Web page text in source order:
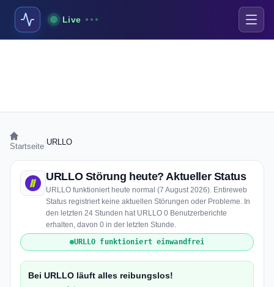
Live
Startseite URLLO
URLLO Störung heute? Aktueller Status
URLLO funktioniert heute normal (7 August 2026). Entireweb
Status registriert keine aktuellen Störungen oder Probleme. In
den letzten 24 Stunden hat URLLO 0 Benutzerberichte
erhalten, davon 0 in der letzten Stunde.
URLLO funktioniert einwandfrei
Bei URLLO läuft alles reibungslos!